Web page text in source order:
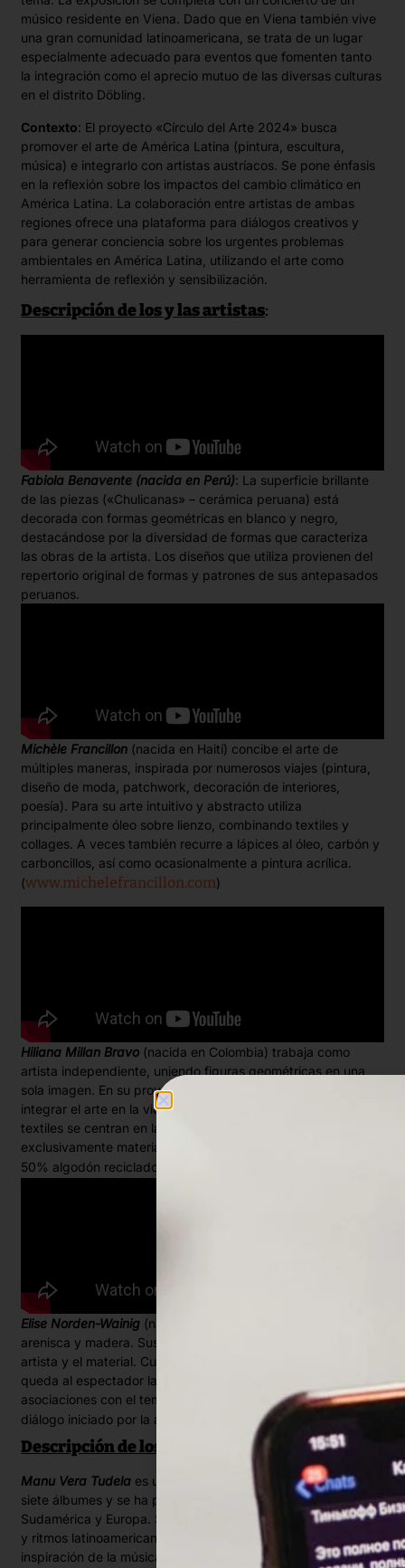
músico residente en Viena. Dado que en Viena también vive
una gran comunidad latinoamericana, se trata de un lugar
especialmente adecuado para eventos que fomenten tanto
la integración como el aprecio mutuo de las diversas culturas
en el distrito Döbling.
Contexto: El proyecto «Círculo del Arte 2024» busca
promover el arte de América Latina (pintura, escultura,
música) e integrarlo con artistas austríacos. Se pone énfasis
en la reflexión sobre los impactos del cambio climático en
América Latina. La colaboración entre artistas de ambas
regiones ofrece una plataforma para diálogos creativos y
para generar conciencia sobre los urgentes problemas
ambientales en América Latina, utilizando el arte como
herramienta de reflexión y sensibilización.
Descripción de los y las artistas:
Fabiola Benavente (nacida en Perú): La superficie brillante
de las piezas («Chulicanas» – cerámica peruana) está
decorada con formas geométricas en blanco y negro,
destacándose por la diversidad de formas que caracteriza
las obras de la artista. Los diseños que utiliza provienen del
repertorio original de formas y patrones de sus antepasados
peruanos.
Michèle Francillon (nacida en Haití) concibe el arte de
múltiples maneras, inspirada por numerosos viajes (pintura,
diseño de moda, patchwork, decoración de interiores,
poesía). Para su arte intuitivo y abstracto utiliza
principalmente óleo sobre lienzo, combinando textiles y
collages. A veces también recurre a lápices al óleo, carbón y
carboncillos, así como ocasionalmente a pintura acrílica.
(www.michelefrancillon.com)
Hiliana Millan Bravo (nacida en Colombia) trabaja como
artista independiente, uniendo figuras geométricas en una
sola imagen. En su proyecto HILO AND ART se propone
integrar el arte en la vida cotidiana de la vestimenta. Sus
textiles se centran en la sostenibilidad, utilizando
exclusivamente materiales naturales (50% algodón orgánico,
50% algodón reciclado). (INSTAGRAM:
Elise Norden-Wainig (nacida en Austria) trabaja con mármol,
arenisca y madera. Sus obras surgen de un diálogo entre la
artista y el material. Cuando se evitan las formas concretas,
queda al espectador la libertad de dejar fluir sus
asociaciones con el tema elegido y retomar así de nuevo el
diálogo iniciado por la artista. (
www.steinundholz.at
Descripción de los músicos:
Manu Vera Tudela es un cantautor peruano. Ha publicado
siete álbumes y se ha presentado en varios países de
Sudamérica y Europa. Su estilo musical se basa en canciones
y ritmos latinoamericanos, así como en el jazz y el pop. La
inspiración de la música de Manu Vera Tudela son los